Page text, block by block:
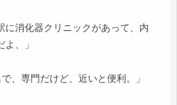
に消化器クリニックがあって、内
、」
、専門だけど、近いと便利。」